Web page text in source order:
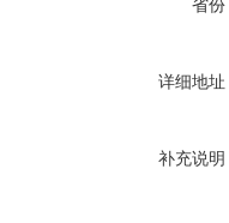
省份
详细地址
补充说明